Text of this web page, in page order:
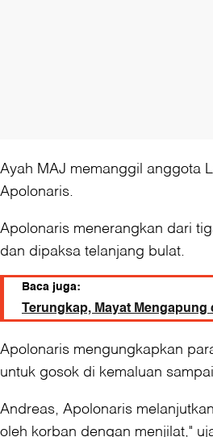
Ayah MAJ memanggil anggota
Apolonaris.
Apolonaris menerangkan dari
dan dipaksa telanjang bulat.
Baca juga:
Terungkap, Mayat
Apolonaris mengungkapkan
untuk gosok di kemaluan
Andreas, Apolonaris
oleh korban dengan menjilat,"